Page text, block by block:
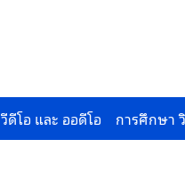
วีดีโอ และ ออดีโอ การศึกษา